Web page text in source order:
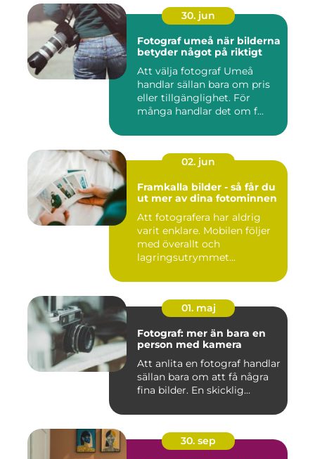
30. jun
Fotograf umeå när bilderna
betyder något på riktigt
Att välja fotograf Umeå
handlar sällan bara om pris
eller tillgänglighet. För
många handlar det om f...
02. jun
Framkalla bilder - så får du
ut mer av dina fotominnen
Att fotografera har aldrig
varit enklare. Mobilen följer
med överallt och
lagringsutrymmet...
01. maj
Fotograf: mer än bara en
person med kamera
Att anlita en fotograf handlar
sällan bara om att få några
fina bilder. En skicklig...
30. sep